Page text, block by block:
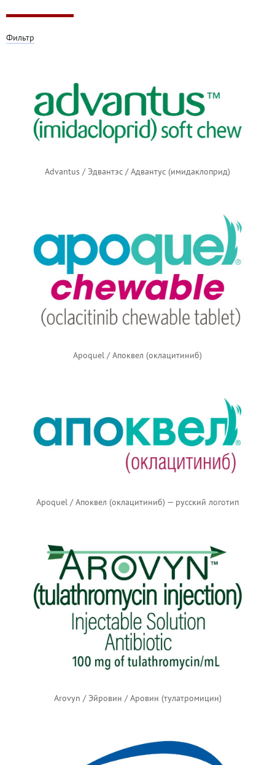
Advantus / Эдвантэс / Адвантус (имидаклоприд)
Apoquel / Апоквел (оклацитиниб)
Apoquel / Апоквел (оклацитиниб) — русский логотип
Arovyn / Эйровин / Аровин (тулатромицин)
Фильтр